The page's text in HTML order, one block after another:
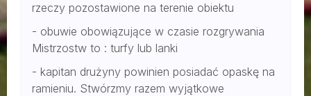
rzeczy pozostawione na terenie obiektu
- obuwie obowiązujące w czasie rozgrywania
Mistrzostw to : turfy lub lanki
- kapitan drużyny powinien posiadać opaskę na
ramieniu. Stwórzmy razem wyjątkowe